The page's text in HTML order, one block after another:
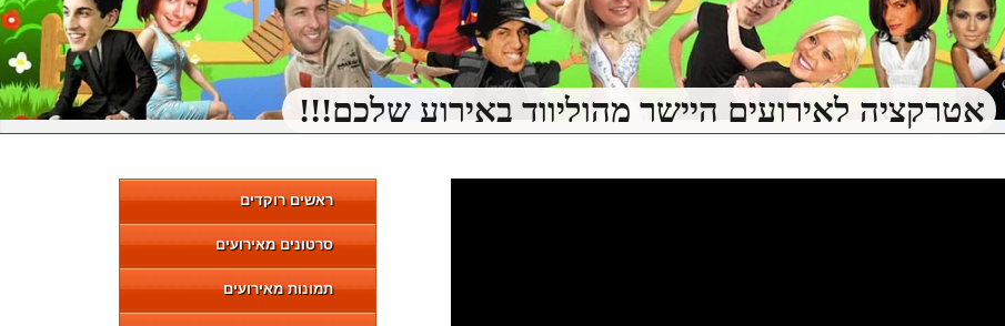
אטרקציה לאירועים היישר מהוליווד באירוע שלכם!!!
ראשים רוקדים
סרטונים מאירועים
תמונות מאירועים